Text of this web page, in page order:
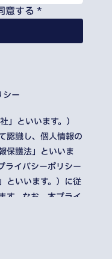
意する *
シー
」といいます。）
認識し、個人情報の
保護法」といいま
ライバシーポリシー
といいます。）に従
す。なお、本プライ